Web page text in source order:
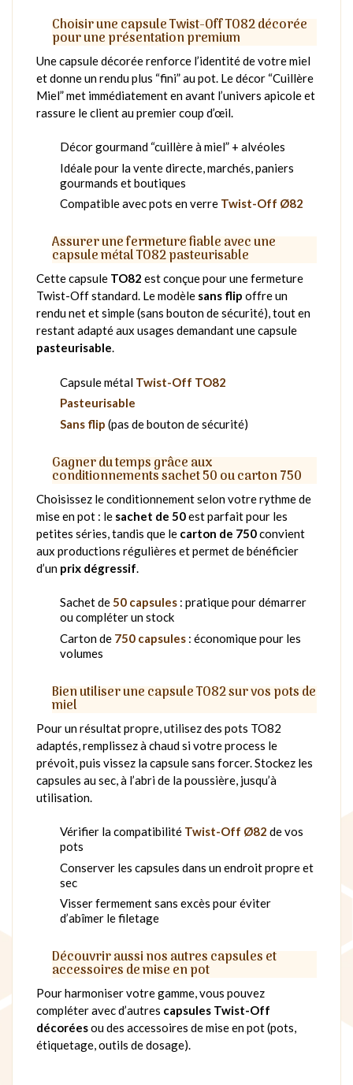
Choisir une capsule Twist-Off TO82 décorée
pour une présentation premium
Une capsule décorée renforce l’identité de votre miel
et donne un rendu plus “fini” au pot. Le décor “Cuillère
Miel” met immédiatement en avant l’univers apicole et
rassure le client au premier coup d’œil.
Décor gourmand “cuillère à miel” + alvéoles
Idéale pour la vente directe, marchés, paniers
gourmands et boutiques
Compatible avec pots en verre Twist-Off Ø82
Assurer une fermeture fiable avec une
capsule métal TO82 pasteurisable
Cette capsule TO82 est conçue pour une fermeture
Twist-Off standard. Le modèle sans flip offre un
rendu net et simple (sans bouton de sécurité), tout en
restant adapté aux usages demandant une capsule
pasteurisable.
Capsule métal Twist-Off TO82
Pasteurisable
Sans flip (pas de bouton de sécurité)
Gagner du temps grâce aux
conditionnements sachet 50 ou carton 750
Choisissez le conditionnement selon votre rythme de
mise en pot : le sachet de 50est parfait pour les
petites séries, tandis que le carton de 750convient
aux productions régulières et permet de bénéficier
d’un prix dégressif.
Sachet de50 capsules : pratique pour démarrer
ou compléter un stock
Carton de 750 capsules : économique pour les
volumes
Bien utiliser une capsule TO82 sur vos pots de
miel
Pour un résultat propre, utilisez des pots TO82
adaptés, remplissez à chaud si votre process le
prévoit, puis vissez la capsule sans forcer. Stockez les
capsules au sec, à l’abri de la poussière, jusqu’à
utilisation.
Vérifier la compatibilité Twist-Off Ø82 de vos
pots
Conserver les capsules dans un endroit propre et
sec
Visser fermement sans excès pour éviter
d’abîmer le filetage
Découvrir aussi nos autres capsules et
accessoires de mise en pot
Pour harmoniser votre gamme, vous pouvez
compléter avec d’autres capsules Twist-Off
décoréesou des accessoires de mise en pot (pots,
étiquetage, outils de dosage).